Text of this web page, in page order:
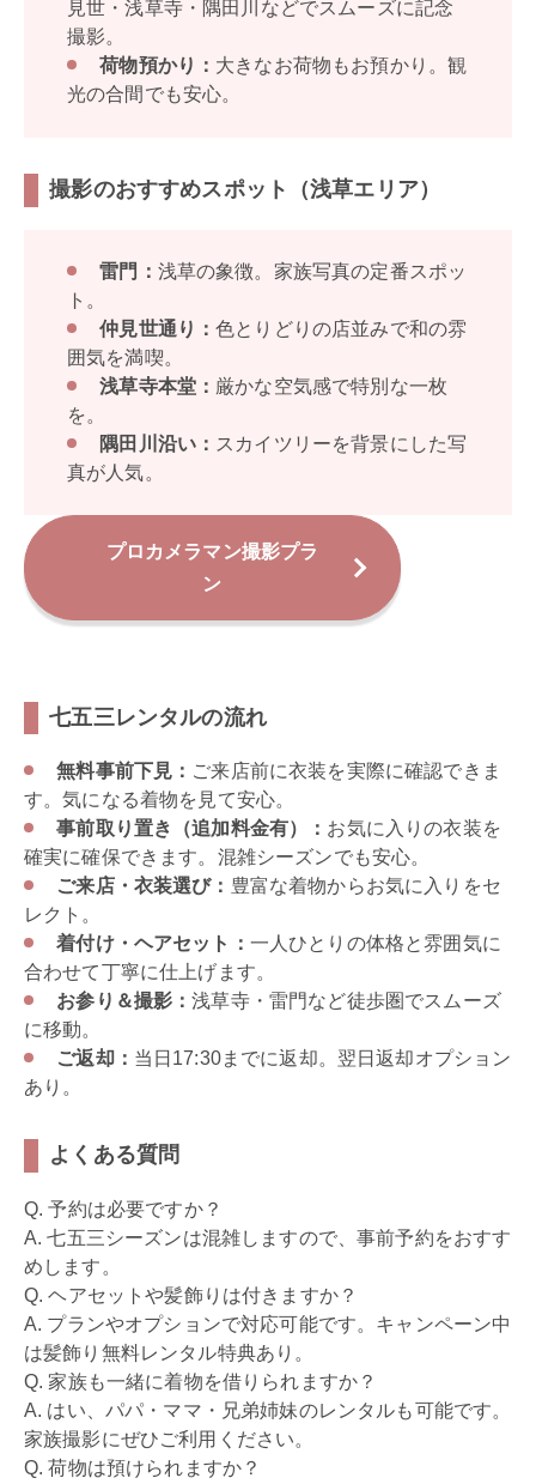
見世・浅草寺・隅田川などでスムーズに記念
撮影。
荷物預かり： 大きなお荷物もお預かり。観
光の合間でも安心。
撮影のおすすめスポット（浅草エリア）
雷門： 浅草の象徴。家族写真の定番スポッ
ト。
仲見世通り：色とりどりの店並みで和の雰
囲気を満喫。
浅草寺本堂： 厳かな空気感で特別な一枚
を。
隅田川沿い： スカイツリーを背景にした写
真が人気。
プロカメラマン撮影プラ
ン
七五三レンタルの流れ
無料事前下見： ご来店前に衣装を実際に確認できま
す。気になる着物を見て安心。
事前取り置き（追加料金有）： お気に入りの衣装を
確実に確保できます。混雑シーズンでも安心。
ご来店・衣装選び： 豊富な着物からお気に入りをセ
レクト。
着付け・ヘアセット： 一人ひとりの体格と雰囲気に
合わせて丁寧に仕上げます。
お参り＆撮影：浅草寺・雷門など徒歩圏でスムーズ
に移動。
ご返却： 当日17:30までに返却。翌日返却オプション
あり。
よくある質問
Q. 予約は必要ですか？
A. 七五三シーズンは混雑しますので、事前予約をおすす
めします。
Q. ヘアセットや髪飾りは付きますか？
A. プランやオプションで対応可能です。キャンペーン中
は髪飾り無料レンタル特典あり。
Q. 家族も一緒に着物を借りられますか？
A. はい、パパ・ママ・兄弟姉妹のレンタルも可能です。
家族撮影にぜひご利用ください。
Q. 荷物は預けられますか？